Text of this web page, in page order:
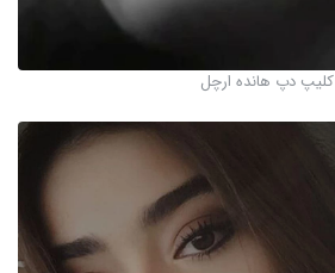
کلیپ دپ هانده ارچل